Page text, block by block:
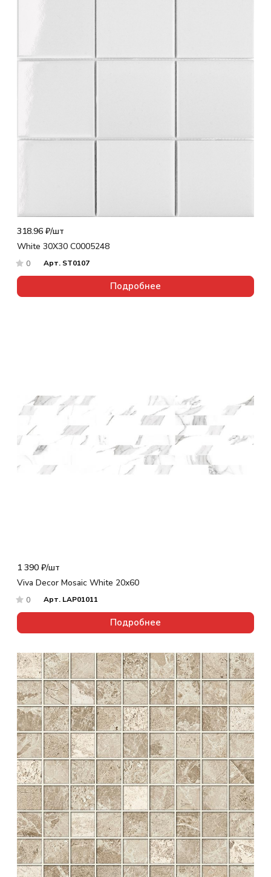
318.96 ₽/шт
White 30X30 С0005248
0 Арт. ST0107
Подробнее
1 390 ₽/шт
Viva Decor Mosaic White 20x60
0 Арт. LAP01011
Подробнее